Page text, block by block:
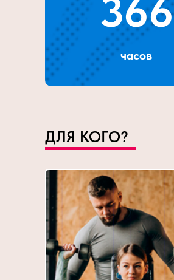
366
часов
ДЛЯ КОГО?